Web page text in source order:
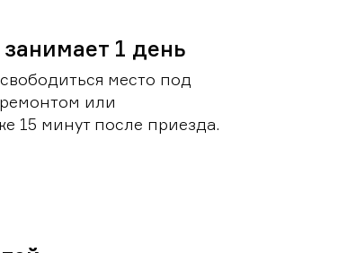
1 день
место под
или
15 минут после приезда.